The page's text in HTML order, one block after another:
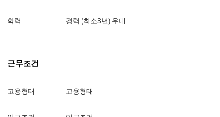
학력 경력 (최소3년) 우대
근무조건
고용형태 고용형태